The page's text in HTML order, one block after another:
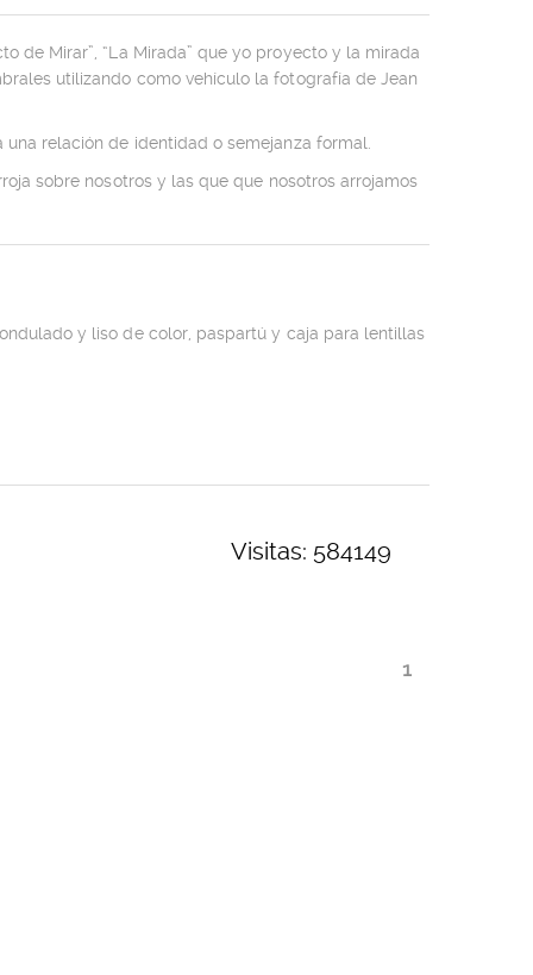
de Mirar”, “La Mirada” que yo proyecto y la mirada
utilizando como vehículo la fotografía de Jean
relación de identidad o semejanza formal.
sobre nosotros y las que que nosotros arrojamos
y liso de color, paspartú y caja para lentillas
Visitas: 584149
1